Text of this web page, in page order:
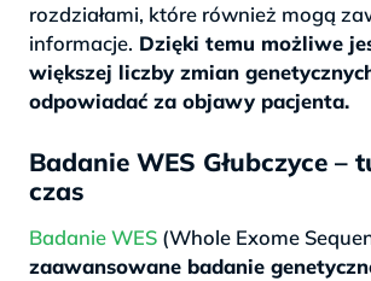
rozdziałami, które również mogą
informacje. Dzięki temu możliwe
większej liczby zmian
odpowiadać za objawy pacjenta.
Badanie WES Głubczyce –
czas
Badanie WES (Whole Exome
zaawansowane badanie